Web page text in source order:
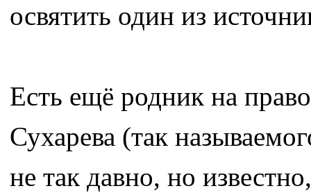
освятить один из
Есть ещё родник на
Сухарева (так
не так давно, но